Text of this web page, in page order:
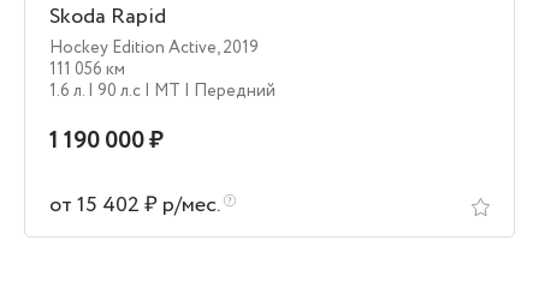
Skoda Rapid
Hockey Edition Active,2019
111 056 км
1.6 л. | 90 л.c | MT | Передний
1 190 000 ₽
от 15 402 ₽ р/мес.